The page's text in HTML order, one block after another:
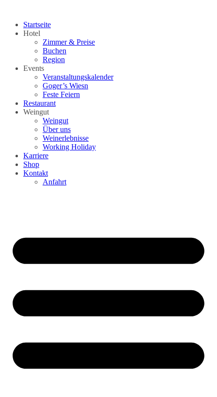
springenStartseite
Hotel
Zimmer & Preise
Buchen
Region
Events
Veranstaltungskalender
Goger’s Wiesn
Feste Feiern
Restaurant
Weingut
Weingut
Über uns
Weinerlebnisse
Working Holiday
Karriere
Shop
Kontakt
Anfahrt